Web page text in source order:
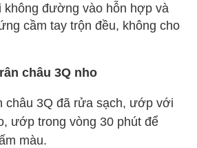
đường vào hỗn hợp và
cầm tay trộn đều, không cho
châu 3Q nho
châu 3Q đã rửa sạch, ướp với
ướp trong vòng 30 phút để
màu.